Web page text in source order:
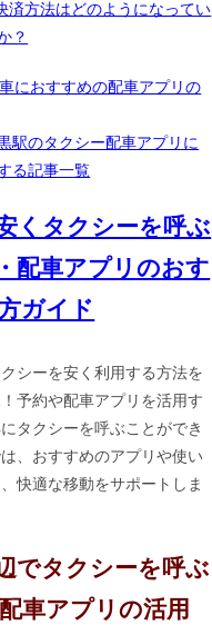
済方法はどのようになってい
？
におすすめの配車アプリの
駅のタクシー配車アプリに
る記事一覧
くタクシーを呼ぶ
配車アプリのおす
ガイド
シーを安く利用する方法を
予約や配車アプリを活用す
タクシーを呼ぶことができ
、おすすめのアプリや使い
快適な移動をサポートしま
でタクシーを呼ぶ
車アプリの活用